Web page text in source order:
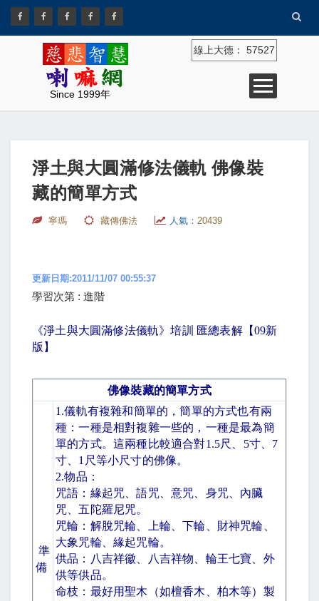
Since 1999年
線上大德： 57527
淨土與大圓滿修法儀軌 佛像裝
藏的簡單方式
寧瑪 藏傳佛法 人氣： 20439
更新日期:2011/11/07 00:55:37
學習次第 : 進階
《淨土與大圓滿修法儀軌》培訓 匯總表解【09新
版】
佛像裝藏的簡單方式
準
備
1.儀軌有複雜和簡單的，簡單的方式也有兩
種：一種是相對複雜一些的，一種是最為簡
單的方式。這兩種比較適合對1.5尺、 5寸、 7
寸、 1 尺等小尺寸的佛像。
2.物品：
咒語：緣起咒、語咒、意咒、身咒、內臟
咒、五陀羅尼咒。
咒輪：解脫咒輪、上輪、下輪、財神咒輪、
大象咒輪、緣起咒輪。
供品：八吉祥徽、八吉祥物、輪王七寶、外
供等供品。
命枝：最好用聖木（如檀香木、柏木等）製